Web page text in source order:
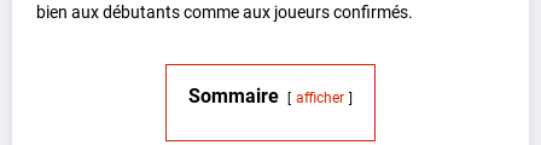
bien aux débutants comme aux joueurs confirmés.
Sommaire afficher